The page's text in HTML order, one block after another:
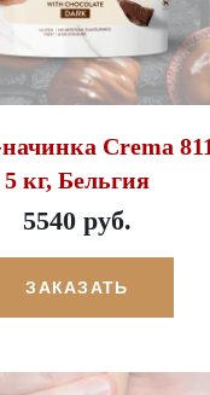
Crema
5 кг, Бельгия
5540 руб.
ЗАКАЗАТЬ